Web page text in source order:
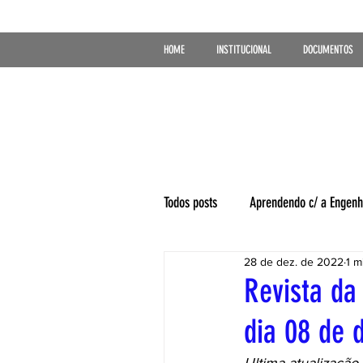
HOME INSTITUCIONAL DOCUMENTOS
Todos posts Aprendendo c/ a
Revista
dia 08 de
28 de dez. de 2022 1